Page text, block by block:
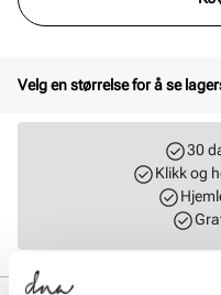
Velg en størrelse for å se
30
Klikk og